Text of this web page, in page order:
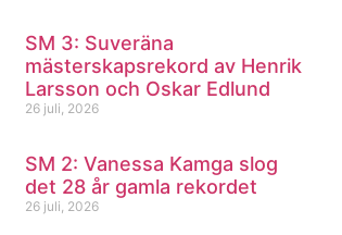
SM 3: Suveräna
mästerskapsrekord av Henrik
Larsson och Oskar Edlund
26 juli, 2026
SM 2: Vanessa Kamga slog
det 28 år gamla rekordet
26 juli, 2026